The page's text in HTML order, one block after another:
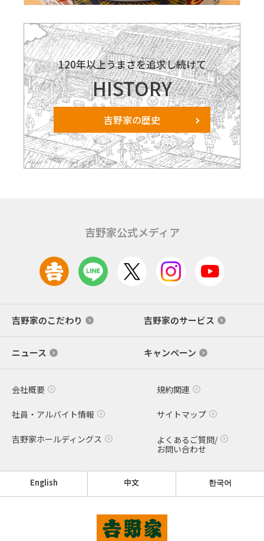
120年以上うまさを追求し続けて
HISTORY
吉野家の歴史
吉野家公式メディア
吉野家のこだわり 吉野家のサービス
ニュース キャンペーン
会社概要 規約関連
社員・アルバイト情報 サイトマップ
吉野家ホールディングス
よくあるご質問/
お問い合わせ
English 中文 한국어